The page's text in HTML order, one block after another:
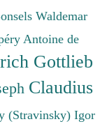
Waldemar
Antoine de
Gottlieb
Claudius
(Stravinsky) Igor